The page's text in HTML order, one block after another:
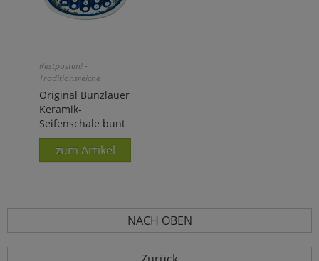
Restposten! -
Traditionsreiche
Handarbeit aus
Niederschlesien!
Original Bunzlauer
Keramik-
Seifenschale bunt
zum Artikel
NACH OBEN